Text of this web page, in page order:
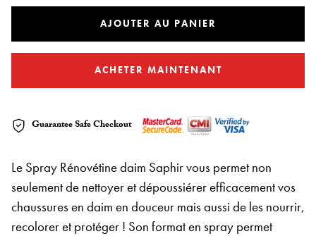
AJOUTER AU PANIER
ACHETER MAINTENANT
Guarantee Safe Checkout
Le Spray Rénovétine daim Saphir vous permet non
seulement de nettoyer et dépoussiérer efficacement vos
chaussures en daim en douceur mais aussi de les nourrir,
recolorer et protéger ! Son format en spray permet